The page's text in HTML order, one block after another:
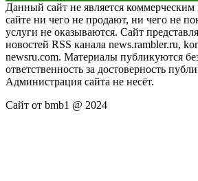
Данный сайт не является
сайте ни чего не продают, ни чего не
услуги не оказываются. Сайт
новостей RSS канала news.rambler.ru,
newsru.com. Материалы публикуются
ответственность за достоверность
Администрация сайта не несёт.
Сайт от bmb1 @ 2024